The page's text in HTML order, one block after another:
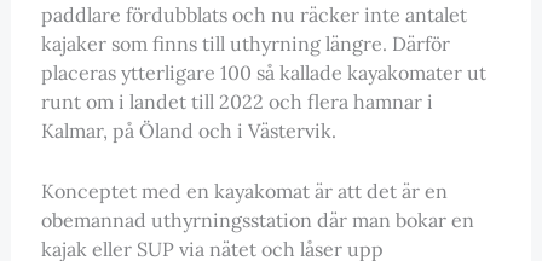
paddlare fördubblats och nu räcker inte antalet
kajaker som finns till uthyrning längre. Därför
placeras ytterligare 100 så kallade kayakomater ut
runt om i landet till 2022 och flera hamnar i
Kalmar, på Öland och i Västervik.
Konceptet med en kayakomat är att det är en
obemannad uthyrningsstation där man bokar en
kajak eller SUP via nätet och låser upp